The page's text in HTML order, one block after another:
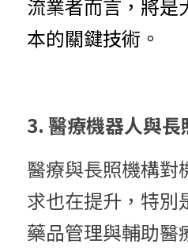
流業者而言，將是
本的關鍵技術。
3. 醫療機器人與長
醫療與長照機構對
求也在提升，特別
藥品管理與輔助醫